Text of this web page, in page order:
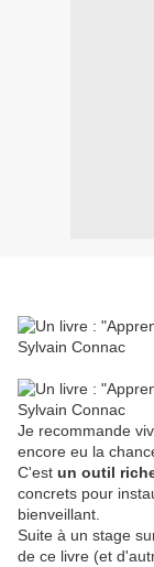
Je recommande
encore eu la
C'est un outil
concrets pour
bienveillant.
Suite à un stage
de ce livre (et